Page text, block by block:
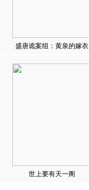
盛唐诡案组：黄泉的嫁衣
世上要有天一阁